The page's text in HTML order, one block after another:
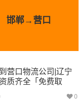
13×2.4×2.8
大家如果你选择了
邯郸→营口
营口物流公司|辽宁
质齐全「免费取
0